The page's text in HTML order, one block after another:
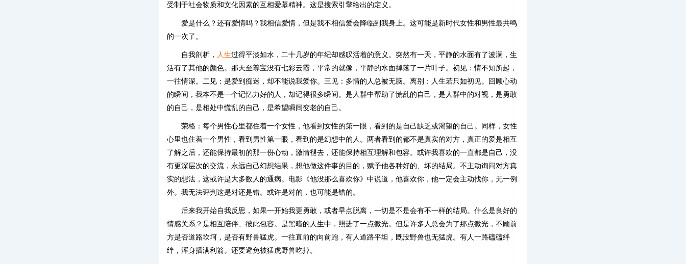
受制于社会物质和文化因素的互相爱慕精神。这是搜索引擎给出的定义。
爱是什么？还有爱情吗？我相信爱情，但是我不相信爱会降临到我身上。这可能是新时代女性和男性最共鸣
的一次了。
自我剖析， 人生过得平淡如水，二十几岁的年纪却感叹活着的意义。突然有一天，平静的水面有了波澜，生
活有了其他的颜色。那天至尊宝没有七彩云霞，平常的就像，平静的水面掉落了一片叶子。初见：情不知所起，
一往情深。二见：是爱到痴迷，却不能说我爱你。三见：多情的人总被无脑。离别：人生若只如初见。回顾心动
的瞬间，我本不是一个记忆力好的人，却记得很多瞬间。是人群中帮助了慌乱的自己，是人群中的对视，是勇敢
的自己，是相处中慌乱的自己，是希望瞬间变老的自己。
荣格：每个男性心里都住着一个女性，他看到女性的第一眼，看到的是自己缺乏或渴望的自己。同样，女性
心里也住着一个男性，看到男性第一眼，看到的是幻想中的人。两者看到的都不是真实的对方，真正的爱是相互
了解之后，还能保持最初的那一份心动，激情褪去，还能保持相互理解和包容。或许我喜欢的一直都是自己，没
有更深层次的交流，永远自己幻想结果，想他做这件事的目的，赋予他各种好的、坏的结局。不主动询问对方真
实的想法，这或许是大多数人的通病。电影《他没那么喜欢你》中说道，他喜欢你，他一定会主动找你，无一例
外。我无法评判这是对还是错。或许是对的，也可能是错的。
后来我开始自我反思，如果一开始我更勇敢，或者早点脱离，一切是不是会有不一样的结局。什么是良好的
情感关系？是相互陪伴、彼此包容。是黑暗的人生中，照进了一点微光。但是许多人总会为了那点微光，不顾前
方是否道路坎坷，是否有野兽猛虎。一往直前的向前跑，有人道路平坦，既没野兽也无猛虎。有人一路磕磕绊
绊，浑身插满利箭。还要避免被猛虎野兽吃掉。